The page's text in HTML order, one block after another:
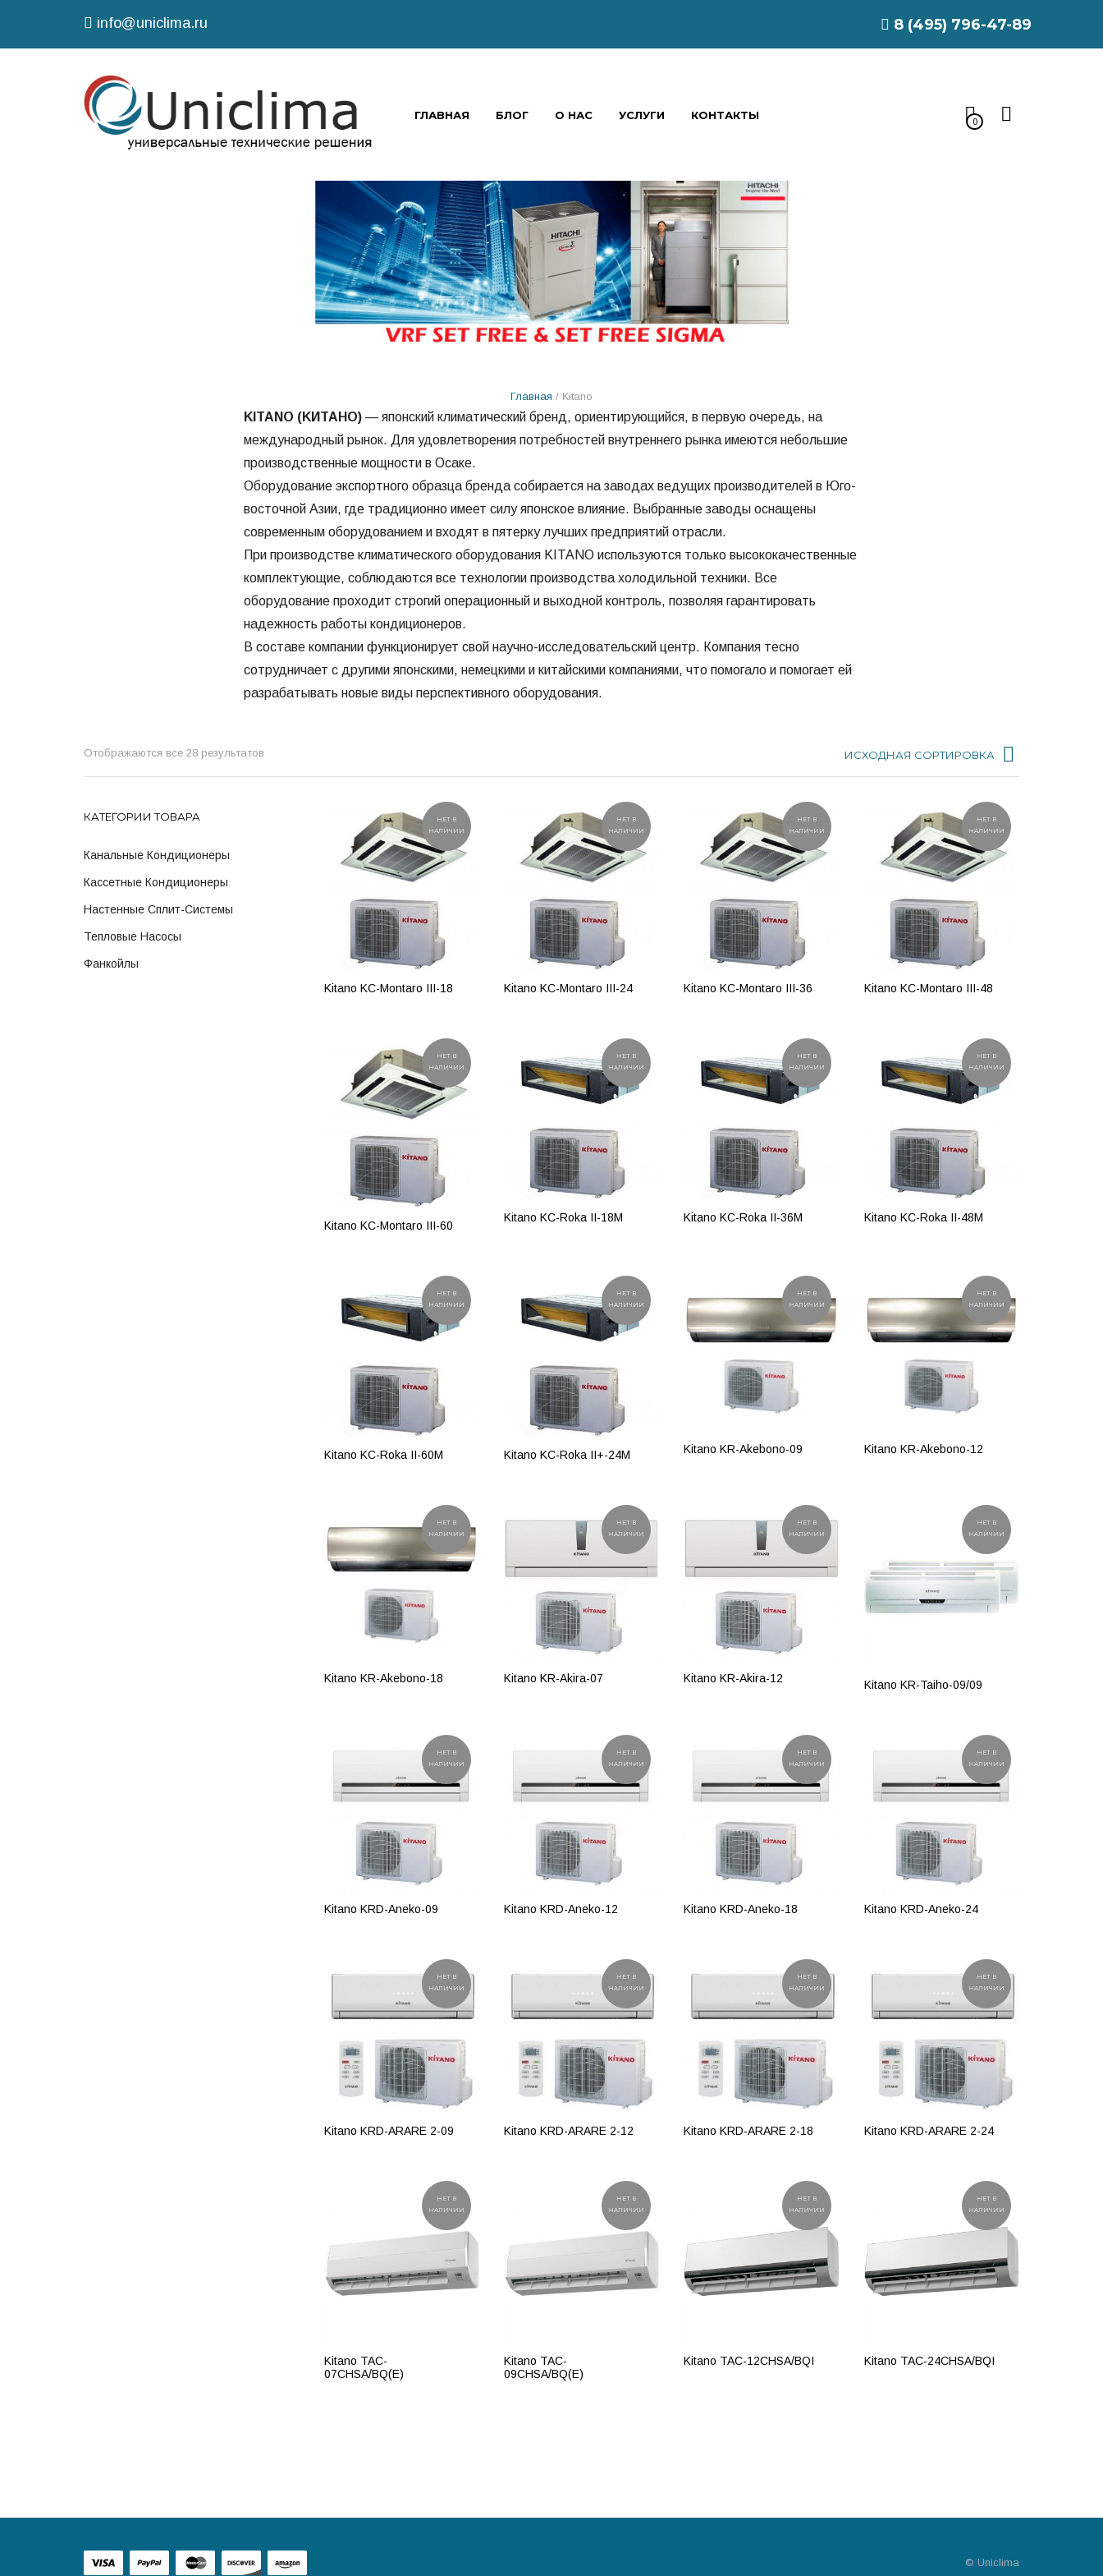
info@uniclima.ru 8 (495) 796-47-89
ГЛАВНАЯ БЛОГ О НАС УСЛУГИ КОНТАКТЫ 0
Главная / Kitano
KITANO (KИТАНО) — японский климатический бренд, ориентирующийся, в первую очередь, на
международный рынок. Для удовлетворения потребностей внутреннего рынка имеются небольшие
производственные мощности в Осаке.
Оборудование экспортного образца бренда собирается на заводах ведущих производителей в Юго-
восточной Азии, где традиционно имеет силу японское влияние. Выбранные заводы оснащены
современным оборудованием и входят в пятерку лучших предприятий отрасли.
При производстве климатического оборудования KITANO используются только высококачественные
комплектующие, соблюдаются все технологии производства холодильной техники. Все
оборудование проходит строгий операционный и выходной контроль, позволяя гарантировать
надежность работы кондиционеров.
В составе компании функционирует свой научно-исследовательский центр. Компания тесно
сотрудничает с другими японскими, немецкими и китайскими компаниями, что помогало и помогает ей
разрабатывать новые виды перспективного оборудования.
Отображаются все 28 результатов ИСХОДНАЯ СОРТИРОВКА
КАТЕГОРИИ ТОВАРА
Канальные Кондиционеры
Кассетные Кондиционеры
Настенные Сплит-Системы
Тепловые Насосы
Фанкойлы
НЕТ В
НАЛИЧИИ
Kitano KC-Montaro III-18
НЕТ В
НАЛИЧИИ
Kitano KC-Montaro III-24
НЕТ В
НАЛИЧИИ
Kitano KC-Montaro III-36
НЕТ В
НАЛИЧИИ
Kitano KC-Montaro III-48
НЕТ В
НАЛИЧИИ
Kitano KC-Montaro III-60
НЕТ В
НАЛИЧИИ
Kitano KC-Roka II-18М
НЕТ В
НАЛИЧИИ
Kitano KC-Roka II-36М
НЕТ В
НАЛИЧИИ
Kitano KC-Roka II-48М
НЕТ В
НАЛИЧИИ
Kitano KC-Roka II-60М
НЕТ В
НАЛИЧИИ
Kitano KC-Roka II+-24М
НЕТ В
НАЛИЧИИ
Kitano KR-Akebono-09
НЕТ В
НАЛИЧИИ
Kitano KR-Akebono-12
НЕТ В
НАЛИЧИИ
Kitano KR-Akebono-18
НЕТ В
НАЛИЧИИ
Kitano KR-Akira-07
НЕТ В
НАЛИЧИИ
Kitano KR-Akira-12
НЕТ В
НАЛИЧИИ
Kitano KR-Taiho-09/09
НЕТ В
НАЛИЧИИ
Kitano KRD-Aneko-09
НЕТ В
НАЛИЧИИ
Kitano KRD-Aneko-12
НЕТ В
НАЛИЧИИ
Kitano KRD-Aneko-18
НЕТ В
НАЛИЧИИ
Kitano KRD-Aneko-24
НЕТ В
НАЛИЧИИ
Kitano KRD-ARARE 2-09
НЕТ В
НАЛИЧИИ
Kitano KRD-ARARE 2-12
НЕТ В
НАЛИЧИИ
Kitano KRD-ARARE 2-18
НЕТ В
НАЛИЧИИ
Kitano KRD-ARARE 2-24
НЕТ В
НАЛИЧИИ
Kitano TAC-
07CHSA/BQ(E)
НЕТ В
НАЛИЧИИ
Kitano TAC-
09CHSA/BQ(E)
НЕТ В
НАЛИЧИИ
Kitano TAC-12CHSA/BQI
НЕТ В
НАЛИЧИИ
Kitano TAC-24CHSA/BQI
© Uniclima